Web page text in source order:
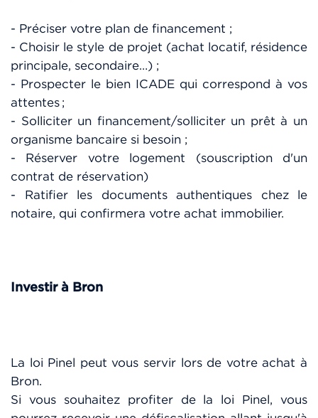
- Préciser votre plan de financement ;
- Choisir le style de projet (achat locatif, résidence
principale, secondaire…) ;
- Prospecter le bien ICADE qui correspond à vos
attentes ;
- Solliciter un financement/solliciter un prêt à un
organisme bancaire si besoin ;
- Réserver votre logement (souscription d'un
contrat de réservation)
- Ratifier les documents authentiques chez le
notaire, qui confirmera votre achat immobilier.
Investir à Bron
La loi Pinel peut vous servir lors de votre achat à
Bron.
Si vous souhaitez profiter de la loi Pinel, vous